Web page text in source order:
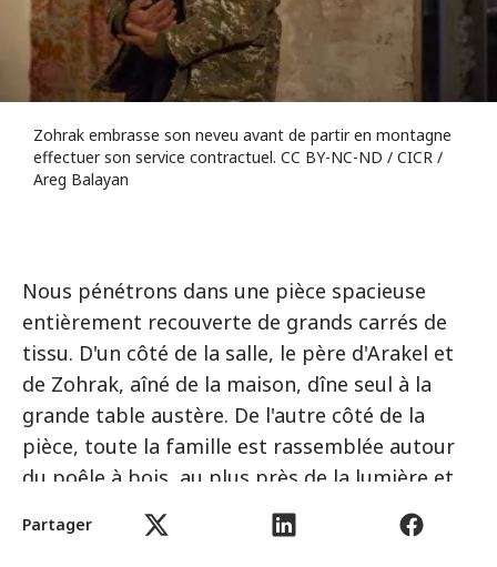
Partager
Zohrak embrasse son neveu avant de partir en montagne
effectuer son service contractuel. CC BY-NC-ND / CICR /
Areg Balayan
Nous pénétrons dans une pièce spacieuse
entièrement recouverte de grands carrés de
tissu. D'un côté de la salle, le père d'Arakel et
de Zohrak, aîné de la maison, dîne seul à la
grande table austère. De l'autre côté de la
pièce, toute la famille est rassemblée autour
du poêle à bois, au plus près de la lumière et
de la chaleur.